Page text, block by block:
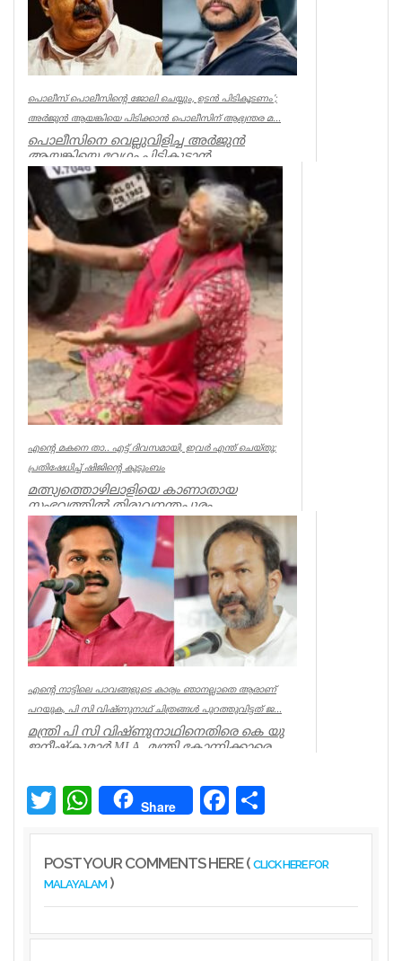
പൊലീസ് പൊലീസിന്റെ ജോലി ചെയ്യും, ഉടന്‍ പിടികൂടണം’;
അര്‍ജുന്‍ ആയങ്കിയെ പിടിക്കാന്‍ പൊലീസിന് ആഭ്യന്തര മ...
പൊലീസിനെ വെല്ലുവിളിച്ച അര്‍ജുന്‍
ആയങ്കിയെ വേഗം പിടികൂടാന്‍
ആഭ്യന്തരമന്ത്രി രമേശ് ചെന്നിത്തലയുടെ
നിര...
Kerala
എന്റെ മകനെ താ.. എട്ട് ദിവസമായി, ഇവര്‍ എന്ത് ചെയ്തു;
പ്രതിഷേധിച്ച് ഷിജിന്റെ കുടുംബം
മത്സ്യത്തൊഴിലാളിയെ കാണാതായ
സംഭവത്തില്‍ തിരുവനന്തപുരം
മുതലപ്പൊഴിയില്‍ പ്രതിഷേധം ശക്തം.
കാണാതായ ഷിജിന...
Kerala
എന്റെ നാട്ടിലെ പാവങ്ങളുടെ കാര്യം ഞാനല്ലാതെ ആരാണ്
പറയുക, പി സി വിഷ്‌ണുനാഥ് ചിത്രങ്ങൾ പുറത്തുവിട്ടത് ജ...
മന്ത്രി പി സി വിഷ്ണുനാഥിനെതിരെ കെ യു
ജനീഷ്കുമാർ MLA. മന്ത്രി കോന്നിക്കാരെ
Kerala
Twitter WhatsAppShare Facebook
POST YOUR COMMENTS HERE ( CLICK HERE FOR
MALAYALAM)